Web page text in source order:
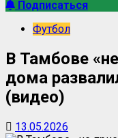
Подписаться
Футбол
В Тамбове
дома
(видео)
13.05.2026